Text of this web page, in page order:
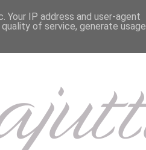
IP address and user-agent
of service, generate usage